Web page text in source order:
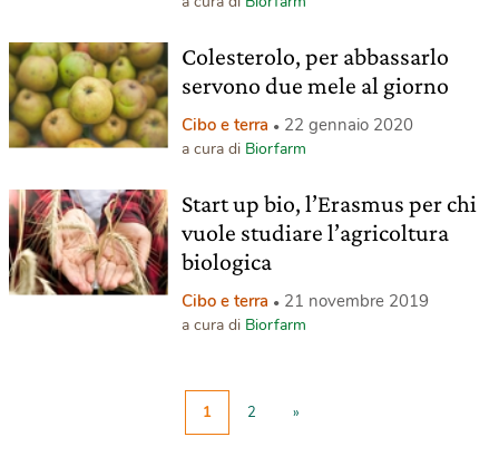
Colesterolo, per abbassarlo
servono due mele al giorno
Cibo e terra 22 gennaio 2020
a cura di Biorfarm
Start up bio, l’Erasmus per chi
vuole studiare l’agricoltura
biologica
Cibo e terra 21 novembre 2019
a cura di Biorfarm
1 2 »